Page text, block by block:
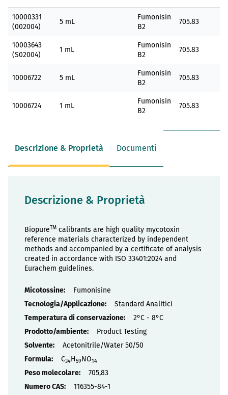
prodotti
raggruppati
10000331
(002004)
5 mL
Fumonisin
B2
705.83
10003643
(S02004)
1 mL
Fumonisin
B2
705.83
10006722 5 mL
Fumonisin
B2
705.83
10006724 1 mL
Fumonisin
B2
705.83
Descrizione & Proprietà Documenti
Descrizione & Proprietà
BiopureTM calibrants are high quality mycotoxin
reference materials characterized by independent
methods and accompanied by a certificate of analysis
created in accordance with ISO 33401:2024 and
Eurachem guidelines.
Proprietà
Fumonisine
Standard Analitici
2°C - 8°C
Product Testing
Acetonitrile/Water 50/50
C34H59NO14
705,83
116355-84-1